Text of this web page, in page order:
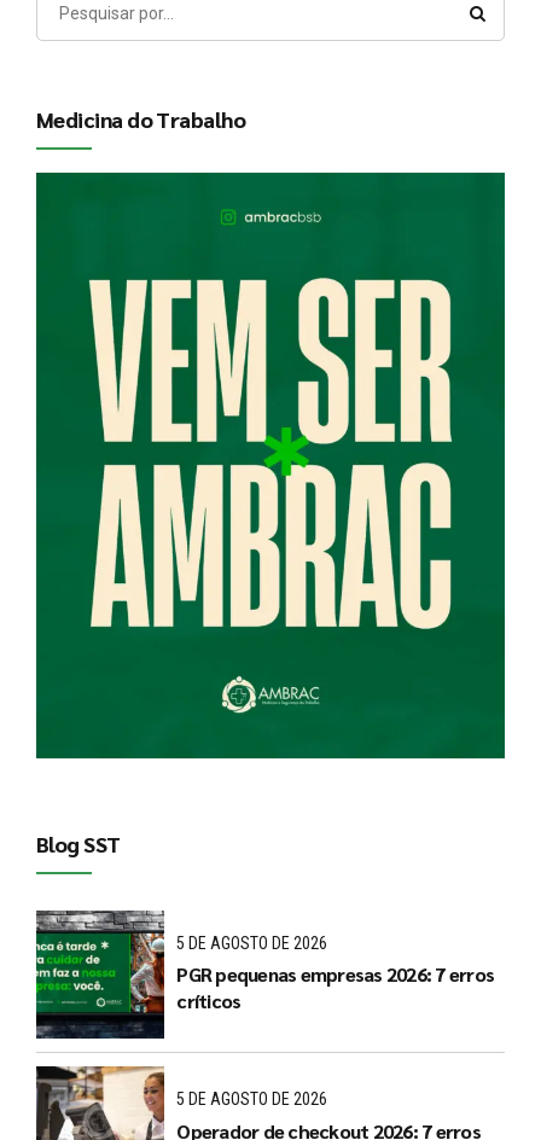
Medicina do Trabalho
Blog SST
5 DE AGOSTO DE 2026
PGR pequenas empresas 2026: 7 erros
críticos
5 DE AGOSTO DE 2026
Operador de checkout 2026: 7 erros